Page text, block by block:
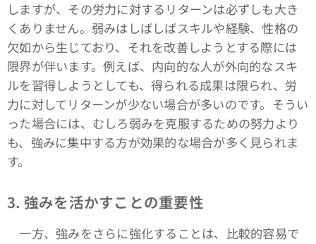
しますが、その労力に対するリターンは必ずしも大き
くありません。弱みはしばしばスキルや経験、性格の
欠如から生じており、それを改善しようとする際には
限界が伴います。例えば、内向的な人が外向的なスキ
ルを習得しようとしても、得られる成果は限られ、労
力に対してリターンが少ない場合が多いのです。そうい
った場合には、むしろ弱みを克服するための努力より
も、強みに集中する方が効果的な場合が多く見られま
す。
3. 強みを活かすことの重要性
一方、強みをさらに強化することは、比較的容易で